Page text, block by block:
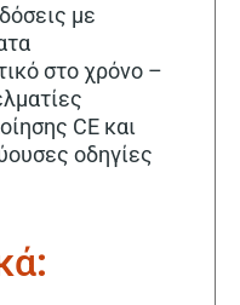
με
στο χρόνο –
CE και
οδηγίες
: